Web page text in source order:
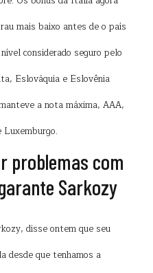
mais baixo antes de o país
considerado seguro pelo
Eslováquia e Eslovênia
a nota máxima, AAA,
problemas com
Sarkozy
disse ontem que seu
desde que tenhamos a